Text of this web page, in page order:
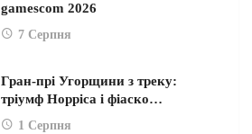
gamescom 2026
7 Серпня
Гран-прі Угорщини з треку:
тріумф Норріса і фіаско…
1 Серпня